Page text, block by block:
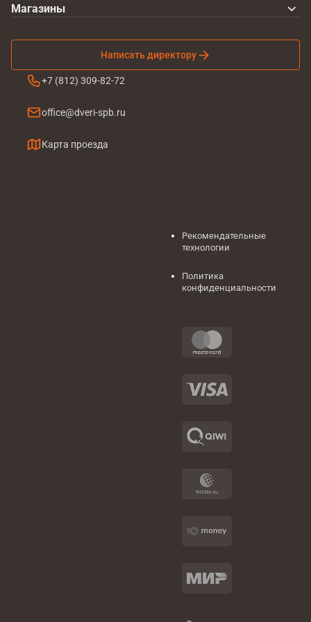
Написать директору
+7 (812) 309-82-72
office@dveri-spb.ru
Карта проезда
Магазины
Рекомендательные
технологии
Политика
конфиденциальности